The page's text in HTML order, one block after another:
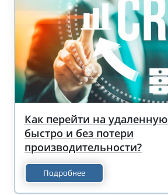
Как перейти на
быстро и без потери
производительности?
Подробнее